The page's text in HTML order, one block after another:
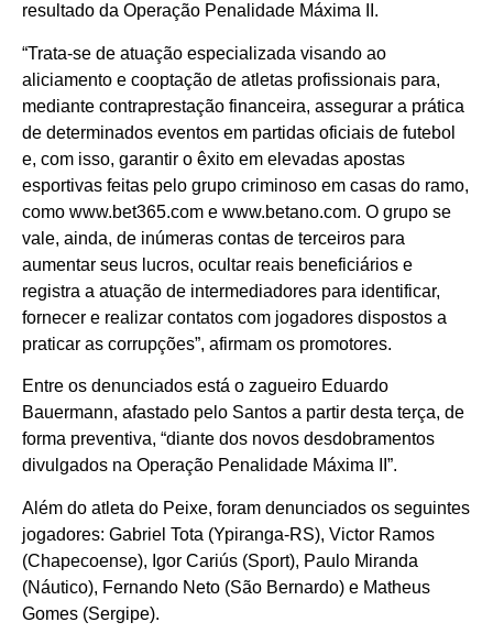
resultado da Operação Penalidade Máxima II.
“Trata-se de atuação especializada visando ao
aliciamento e cooptação de atletas profissionais para,
mediante contraprestação financeira, assegurar a prática
de determinados eventos em partidas oficiais de futebol
e, com isso, garantir o êxito em elevadas apostas
esportivas feitas pelo grupo criminoso em casas do ramo,
como www.bet365.com e www.betano.com. O grupo se
vale, ainda, de inúmeras contas de terceiros para
aumentar seus lucros, ocultar reais beneficiários e
registra a atuação de intermediadores para identificar,
fornecer e realizar contatos com jogadores dispostos a
praticar as corrupções”, afirmam os promotores.
Entre os denunciados está o zagueiro Eduardo
Bauermann, afastado pelo Santos a partir desta terça, de
forma preventiva, “diante dos novos desdobramentos
divulgados na Operação Penalidade Máxima II”.
Além do atleta do Peixe, foram denunciados os seguintes
jogadores: Gabriel Tota (Ypiranga-RS), Victor Ramos
(Chapecoense), Igor Cariús (Sport), Paulo Miranda
(Náutico), Fernando Neto (São Bernardo) e Matheus
Gomes (Sergipe).